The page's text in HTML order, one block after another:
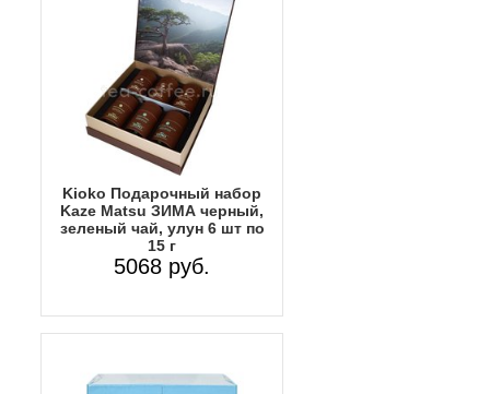
Kioko Подарочный набор
Kaze Matsu ЗИМА черный,
зеленый чай, улун 6 шт по
15 г
5068 руб.